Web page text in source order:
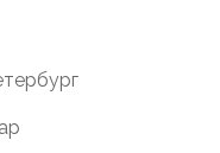
8
Режим
в выходные и
без